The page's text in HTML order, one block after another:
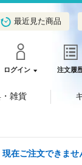
最近見た商品
ログイン 注文履
雑貨
現在ご注文できませ